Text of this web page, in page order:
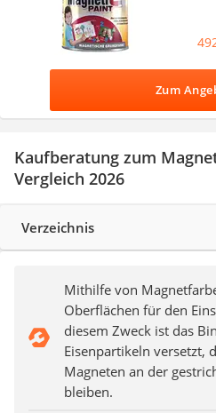
Zum
Kaufberatung zum
Vergleich 2026
Verzeichnis
Mithilfe von
Oberflächen für den
diesem Zweck ist das
Eisenpartikeln versetzt,
Magneten an der
bleiben.